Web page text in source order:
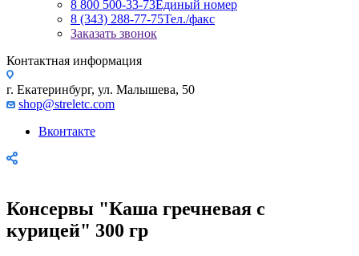
8 800 500-33-73Единый номер
8 (343) 288-77-75Тел./факс
Заказать звонок
Контактная информация
г. Екатеринбург, ул. Малышева, 50
shop@streletc.com
Вконтакте
Консервы "Каша гречневая с
курицей" 300 гр